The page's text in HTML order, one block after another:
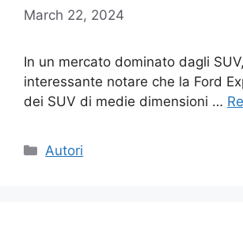
March 22, 2024
In un mercato dominato dagli
interessante notare che la Ford
dei SUV di medie dimensioni …
Categories
Autori